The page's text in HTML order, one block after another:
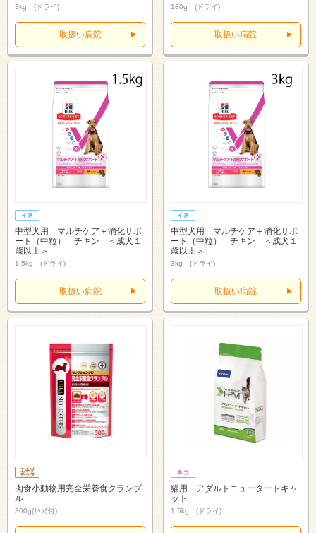
3kg (ドライ)
取扱い病院
180g (ドライ)
取扱い病院
中型犬用 マルチケア＋消化サポ
ート（中粒） チキン ＜成犬１
歳以上＞
1.5kg (ドライ)
取扱い病院
中型犬用 マルチケア＋消化サポ
ート（中粒） チキン ＜成犬１
歳以上＞
3kg (ドライ)
取扱い病院
肉食小動物用完全栄養食クランブ
ル
300g(ﾁｬｯｸ付)
猫用 アダルトニュータードキャ
ット
1.5kg (ドライ)